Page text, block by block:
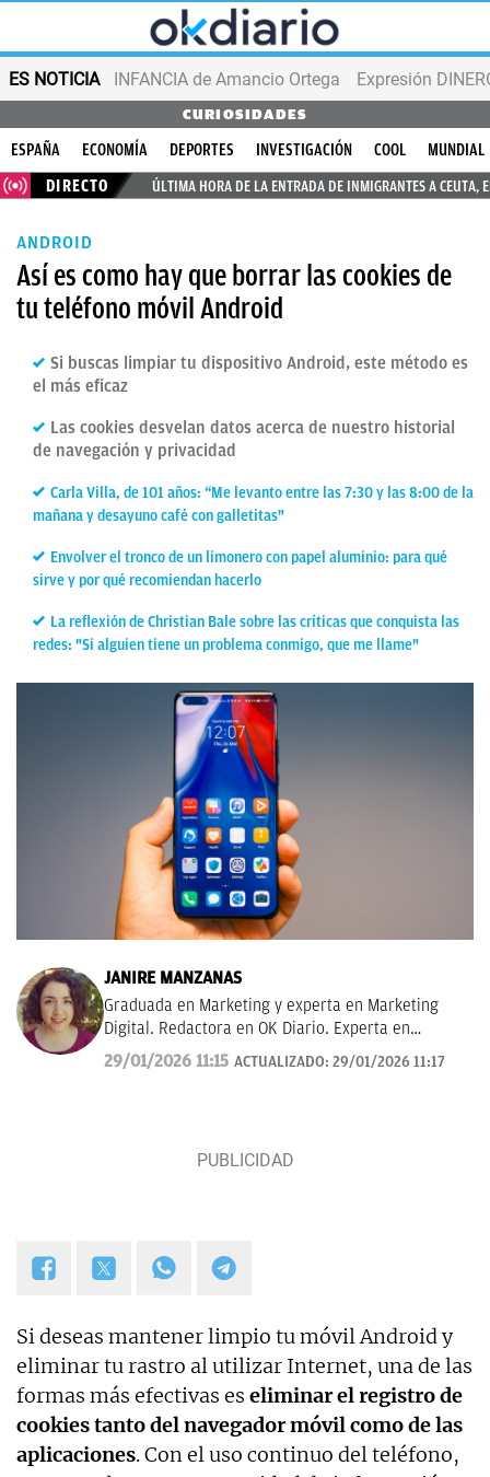
ES NOTICIA INFANCIA de Amancio Ortega Expresión
CURIOSIDADES
ESPAÑA ECONOMÍA DEPORTES INVESTIGACIÓN COOL
MUNDIAL
DIRECTO
ÚLTIMA HORA DE LA ENTRADA DE INMIGRANTES A CEUTA,
ANDROID
Así es como hay que borrar las cookies de
tu teléfono móvil Android
Si buscas limpiar tu dispositivo Android, este método es
el más eficaz
Las cookies desvelan datos acerca de nuestro historial
de navegación y privacidad
Carla Villa, de 101 años: “Me levanto entre las 7:30 y las 8:00 de la
mañana y desayuno café con galletitas"
Envolver el tronco de un limonero con papel aluminio: para qué
sirve y por qué recomiendan hacerlo
La reflexión de Christian Bale sobre las críticas que conquista las
redes: "Si alguien tiene un problema conmigo, que me llame"
JANIRE MANZANAS
Graduada en Marketing y experta en Marketing
Digital. Redactora en OK Diario. Experta en
curiosidades, mascotas, consumo y Lotería de
Navidad.
29/01/2026 11:15 ACTUALIZADO: 29/01/2026 11:17
Si deseas mantener limpio tu móvil Android y
eliminar tu rastro al utilizar Internet, una de las
formas más efectivas es eliminar el registro de
cookies tanto del navegador móvil como de las
aplicaciones. Con el uso continuo del teléfono,